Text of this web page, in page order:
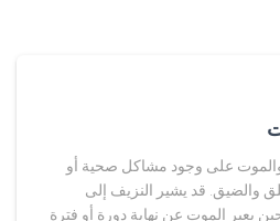
والموت على وجود مشاكل صحية أو
والضيق. قد يشير النزيف إلى
يعبر الموت عن نهاية دورة أو فترة